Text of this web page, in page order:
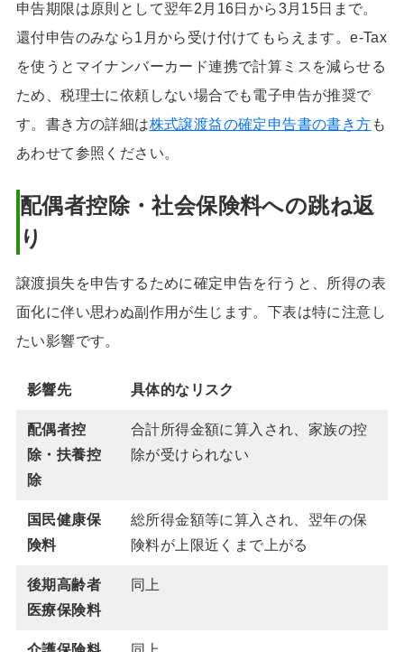
申告期限は原則として翌年2月16日から3月15日まで。
還付申告のみなら1月から受け付けてもらえます。e-Tax
を使うとマイナンバーカード連携で計算ミスを減らせる
ため、税理士に依頼しない場合でも電子申告が推奨で
す。書き方の詳細は株式譲渡益の確定申告書の書き方 も
あわせて参照ください。
配偶者控除・社会保険料への跳ね返
り
譲渡損失を申告するために確定申告を行うと、所得の表
面化に伴い思わぬ副作用が生じます。下表は特に注意し
たい影響です。
影響先 具体的なリスク
配偶者控
除・扶養控
除
合計所得金額に算入され、家族の控
除が受けられない
国民健康保
険料
総所得金額等に算入され、翌年の保
険料が上限近くまで上がる
後期高齢者
医療保険料
同上